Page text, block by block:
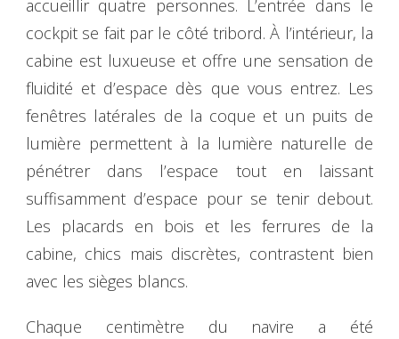
accueillir quatre personnes. L’entrée dans le
cockpit se fait par le côté tribord. À l’intérieur, la
cabine est luxueuse et offre une sensation de
fluidité et d’espace dès que vous entrez. Les
fenêtres latérales de la coque et un puits de
lumière permettent à la lumière naturelle de
pénétrer dans l’espace tout en laissant
suffisamment d’espace pour se tenir debout.
Les placards en bois et les ferrures de la
cabine, chics mais discrètes, contrastent bien
avec les sièges blancs.
Chaque centimètre du navire a été